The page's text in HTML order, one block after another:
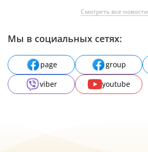
Смотреть все новости
Мы в социальных сетях:
page group
viber
youtube